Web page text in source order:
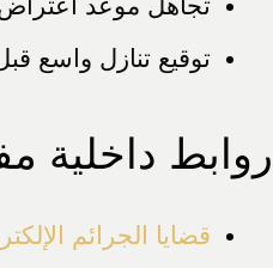
تجاهل موعد
توقيع تنازل واسع
روابط داخلية
قضايا الجرائم